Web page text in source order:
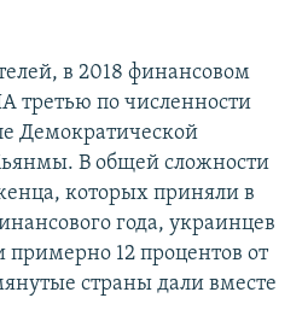
в 2018 финансовом
третью по численности
Демократической
В общей сложности
которых приняли в
года, украинцев
примерно 12 процентов от
страны дали вместе